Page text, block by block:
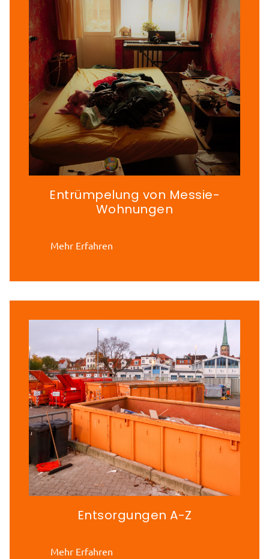
Entrümpelung von Messie-
Wohnungen
Mehr Erfahren
Entsorgungen A-Z
Mehr Erfahren